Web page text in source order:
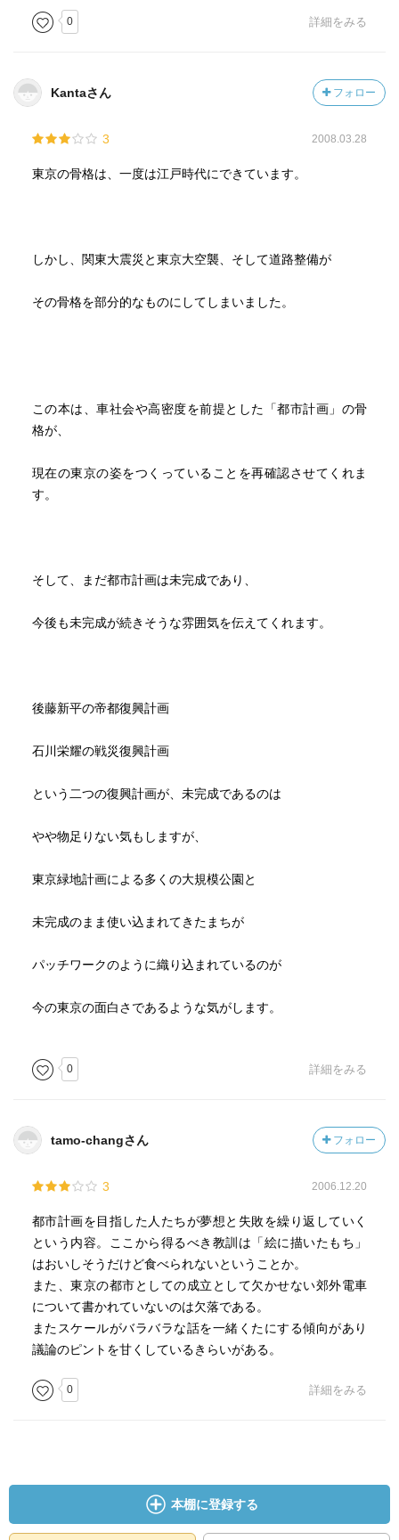
0 詳細をみる
Kantaさん フォロー
3 2008.03.28
東京の骨格は、一度は江戸時代にできています。
しかし、関東大震災と東京大空襲、そして道路整備が
その骨格を部分的なものにしてしまいました。
この本は、車社会や高密度を前提とした「都市計画」の骨
格が、
現在の東京の姿をつくっていることを再確認させてくれま
す。
そして、まだ都市計画は未完成であり、
今後も未完成が続きそうな雰囲気を伝えてくれます。
後藤新平の帝都復興計画
石川栄耀の戦災復興計画
という二つの復興計画が、未完成であるのは
やや物足りない気もしますが、
東京緑地計画による多くの大規模公園と
未完成のまま使い込まれてきたまちが
パッチワークのように織り込まれているのが
今の東京の面白さであるような気がします。
0 詳細をみる
tamo-changさん フォロー
3 2006.12.20
都市計画を目指した人たちが夢想と失敗を繰り返していく
という内容。ここから得るべき教訓は「絵に描いたもち」
はおいしそうだけど食べられないということか。
また、東京の都市としての成立として欠かせない郊外電車
について書かれていないのは欠落である。
またスケールがバラバラな話を一緒くたにする傾向があり
議論のピントを甘くしているきらいがある。
0 詳細をみる
本棚に登録する